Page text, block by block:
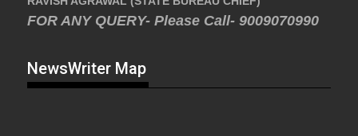
FOR ANY QUERY- Please Call- 9009070990
NewsWriter Map